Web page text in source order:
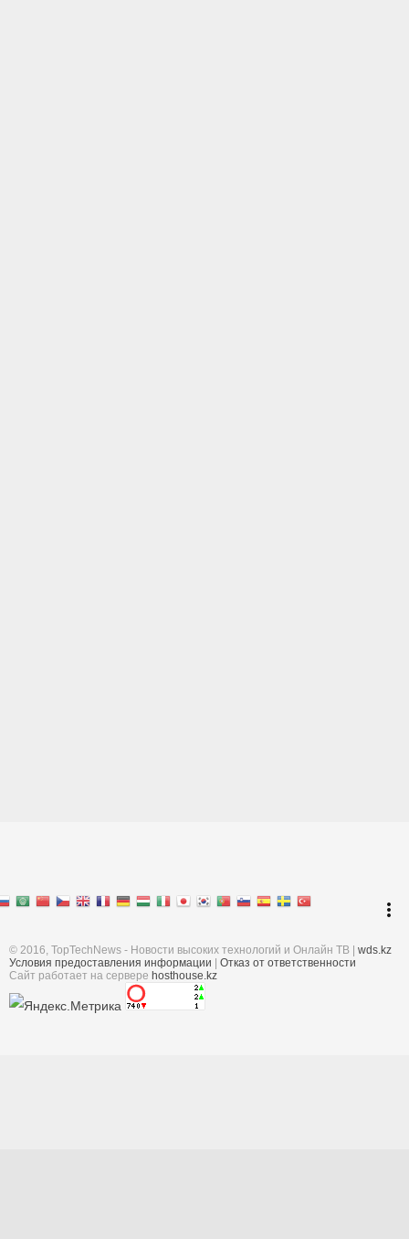
more_vert
© 2016, TopTechNews - Новости высоких технологий и Онлайн ТВ | wds.kz
Условия предоставления информации
Отказ от ответственности
Cайт работает на сервере hosthouse.kz